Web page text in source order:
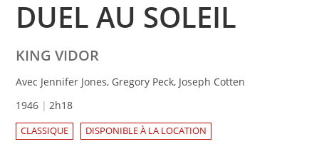
DUEL AU SOLEIL
KING VIDOR
Avec Jennifer Jones, Gregory Peck, Joseph Cotten
1946
2h18
CLASSIQUE DISPONIBLE À LA LOCATION